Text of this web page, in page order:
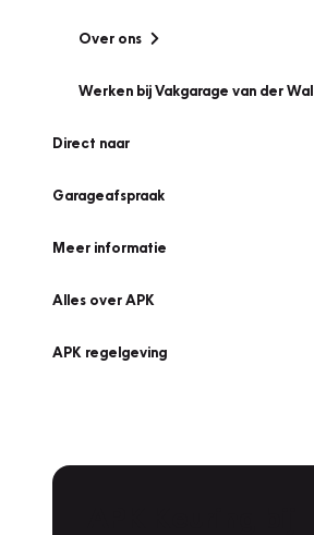
Over ons
Werken bij Vakgarage van der Wal
Direct naar
Garageafspraak
Meer informatie
Alles over APK
APK regelgeving